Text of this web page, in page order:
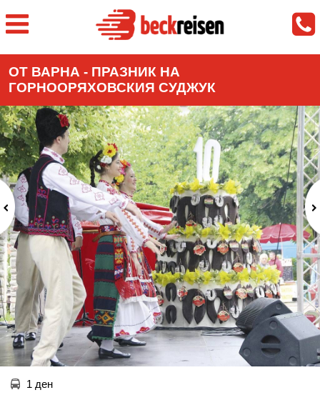
ОТ ВАРНА - ПРАЗНИК НА
ГОРНООРЯХОВСКИЯ СУДЖУК
1 ден